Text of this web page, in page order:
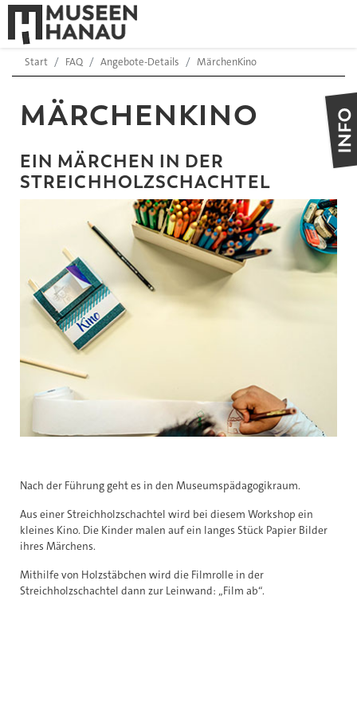
Start FAQ Angebote-Details MärchenKino
MÄRCHENKINO
EIN MÄRCHEN IN DER
STREICHHOLZSCHACHTEL
Nach der Führung geht es in den Museumspädagogikraum.
Aus einer Streichholzschachtel wird bei diesem Workshop ein
kleines Kino. Die Kinder malen auf ein langes Stück Papier Bilder
ihres Märchens.
Mithilfe von Holzstäbchen wird die Filmrolle in der
Streichholzschachtel dann zur Leinwand: „Film ab“.